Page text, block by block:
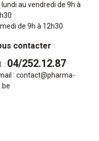
lundi au vendredi de 9h à
de 9h à 12h30
contacter
: 04/252.12.87
: contact@pharma-